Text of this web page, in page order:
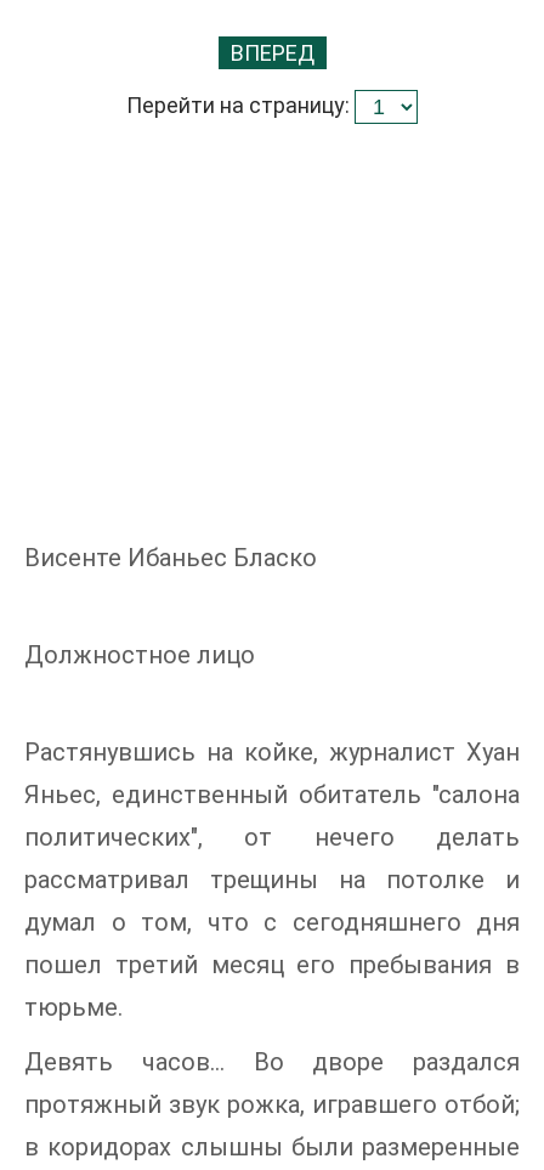
ВПЕРЕД
Перейти на страницу:
Висенте Ибаньес Бласко
Должностное лицо
Растянувшись на койке, журналист Хуан
Яньес, единственный обитатель "салона
политических", от нечего делать
рассматривал трещины на потолке и
думал о том, что с сегодняшнего дня
пошел третий месяц его пребывания в
тюрьме.
Девять часов… Во дворе раздался
протяжный звук рожка, игравшего отбой;
в коридорах слышны были размеренные